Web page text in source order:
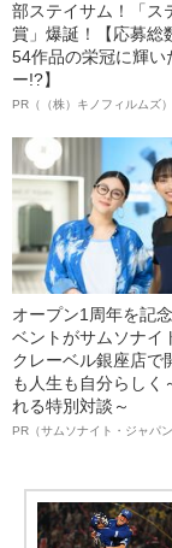
部ステイサム！「ス
賞」爆誕！【応募総
54作品の栄冠に輝い
ー!?】
PR（（株）キノフィルムズ）
オープン1周年を記
ベントがサムソナイ
クレーベル銀座店
も人生も自分らしく
れる特別対談～
PR（サムソナイト・ジャパン